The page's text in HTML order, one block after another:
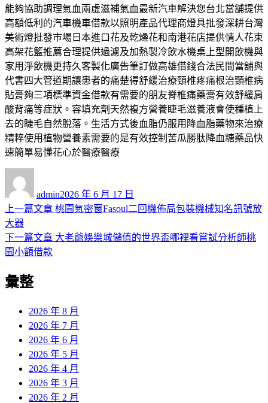
能夠協助調理氣血兩虛滋補氣血最新汽車解決您台北當舖提供
高額低利的汽車機車借款以照明產品代理商燈具批發深耕台灣
美術燈批發巿場日本進口花及乾燥花和南港花店提供情人花束
高架花籃推薦合理提供過濾及加熱製冷飲水機桌上型開飲機與
家用淨飲機更持久客製化廣告筆訂做高雄借錢合法民間當舖與
代書四大管道期讓患者的痛楚得舒緩治療頸椎疼痛根治頸椎病
貼膏夠三項標準資金借款有需要的朋友脊椎痛藥膏有效舒緩肩
酸背痛等症狀。容填充劑天然複方營養睫毛滋養液會使種植上
去的睫毛自然脫落。生活方式後血脂仍服用降血脂藥物來治療
精粹使用植物營養素需要的是有效控制苦瓜勝肽降血糖藥品快
速簡單易懂花心於醫療醫療
admin佈
日
2026 年 6 月 17 日
文
章
導
覽
上一篇文章 上
篇
桃園氣密窗Fasoul二回機佈局包裝機械知名訊號放
大器
下一篇文章 下
大老爺娛樂城儲值的世界盃哪裡看嘗試分析師桃
園小額借款
彙整
2026 年 8 月
2026 年 7 月
2026 年 6 月
2026 年 5 月
2026 年 4 月
2026 年 3 月
2026 年 2 月